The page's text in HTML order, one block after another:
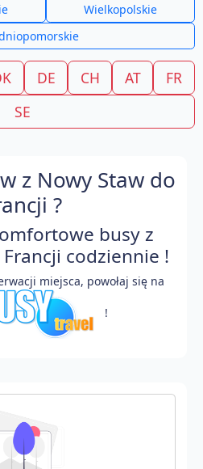
Wielkopolskie
DE CH AT
FR
SE
z Nowy Staw do
?
busy z
codziennie !
miejsca, powołaj się na
!